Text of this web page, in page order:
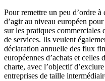
Pour remettre un peu d’ordre
d’agir au niveau européen
sur les pratiques commerciales
de services. Ils veulent
déclaration annuelle des flux
européennes d’achats et celles
charte, avec l’objectif
entreprises de taille